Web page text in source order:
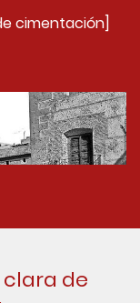
cimentación]
de